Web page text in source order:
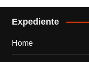
Expediente
Home